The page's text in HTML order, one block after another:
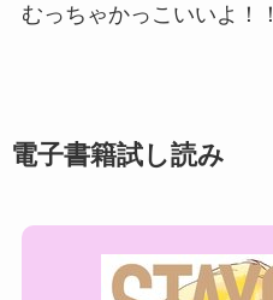
むっちゃかっこいいよ！！
電子書籍試し読み